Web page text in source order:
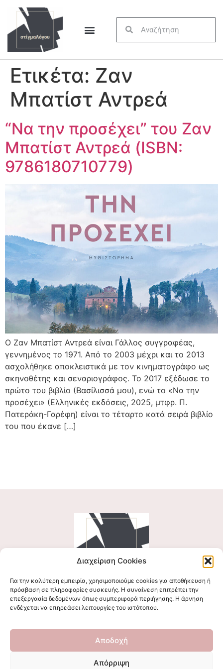
Διαχείριση Cookies
Για την καλύτερη εμπειρία, χρησιμοποιούμε cookies για αποθήκευση ή
πρόσβαση σε πληροφορίες συσκευής. Η συναίνεση επιτρέπει την
επεξεργασία δεδομένων όπως συμπεριφορά περιήγησης. Η άρνηση
ενδέχεται να επηρεάσει λειτουργίες του ιστότοπου.
Αποδοχή
Απόρριψη
Ετικέτα: Ζαν
Μπατίστ Αντρεά
“Να την προσέχει” του Ζαν
Μπατίστ Αντρεά (ISBN:
9786180710779)
Ο Ζαν Μπατίστ Αντρεά είναι Γάλλος συγγραφέας,
γεννημένος το 1971. Από το 2003 μέχρι και το 2013
ασχολήθηκε αποκλειστικά με τον κινηματογράφο ως
σκηνοθέτης και σεναριογράφος. Το 2017 εξέδωσε το
πρώτο του βιβλίο (Βασίλισσά μου), ενώ το «Να την
προσέχει» (Ελληνικές εκδόσεις, 2025, μτφρ. Π.
Πατεράκη-Γαρέφη) είναι το τέταρτο κατά σειρά βιβλίο
του που έκανε […]
Ακολουθήστε μας
Επικοινωνήστε μαζί μας
stigmalogou@gmail.com